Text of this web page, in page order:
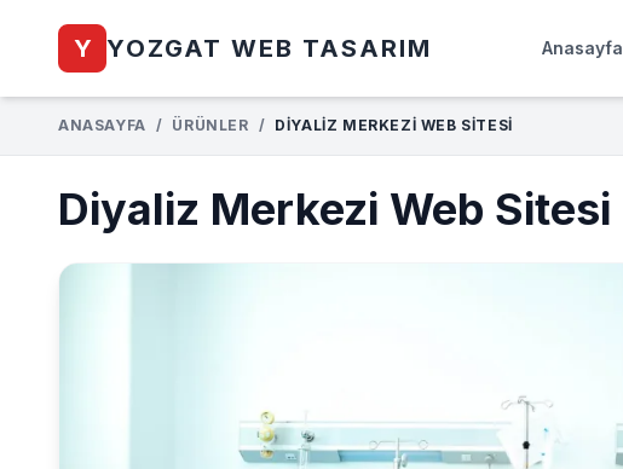
Y YOZGAT WEB TASARIM Anasayfa
ANASAYFA / ÜRÜNLER / DIYALIZ MERKEZI WEB SITESI
Diyaliz Merkezi Web Sitesi